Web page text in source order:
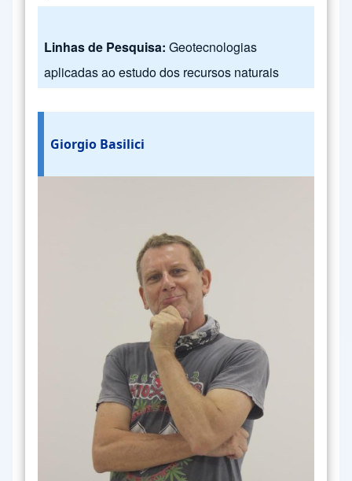
Linhas de Pesquisa: Geotecnologias
aplicadas ao estudo dos recursos naturais
Giorgio Basilici